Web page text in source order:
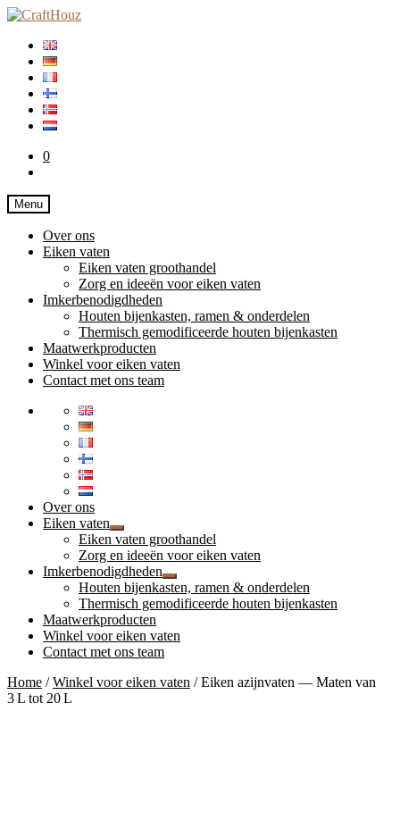
Ga
naar
navigatie
Ga
inhoud
0
Menu
Over ons
Eiken vaten
Eiken vaten groothandel
Zorg en ideeën voor eiken vaten
Imkerbenodigdheden
Houten bijenkasten, ramen & onderdelen
Thermisch gemodificeerde houten bijenkasten
Maatwerkproducten
Winkel voor eiken vaten
Contact met ons team
Over ons
Eiken vaten
Submenu
uitvouwen
Eiken vaten groothandel
Zorg en ideeën voor eiken vaten
Imkerbenodigdheden
Submenu
uitvouwen
Houten bijenkasten, ramen & onderdelen
Thermisch gemodificeerde houten bijenkasten
Maatwerkproducten
Winkel voor eiken vaten
Contact met ons team
Home /Winkel voor eiken vaten /Eiken azijnvaten — Maten van
3 L tot 20 L